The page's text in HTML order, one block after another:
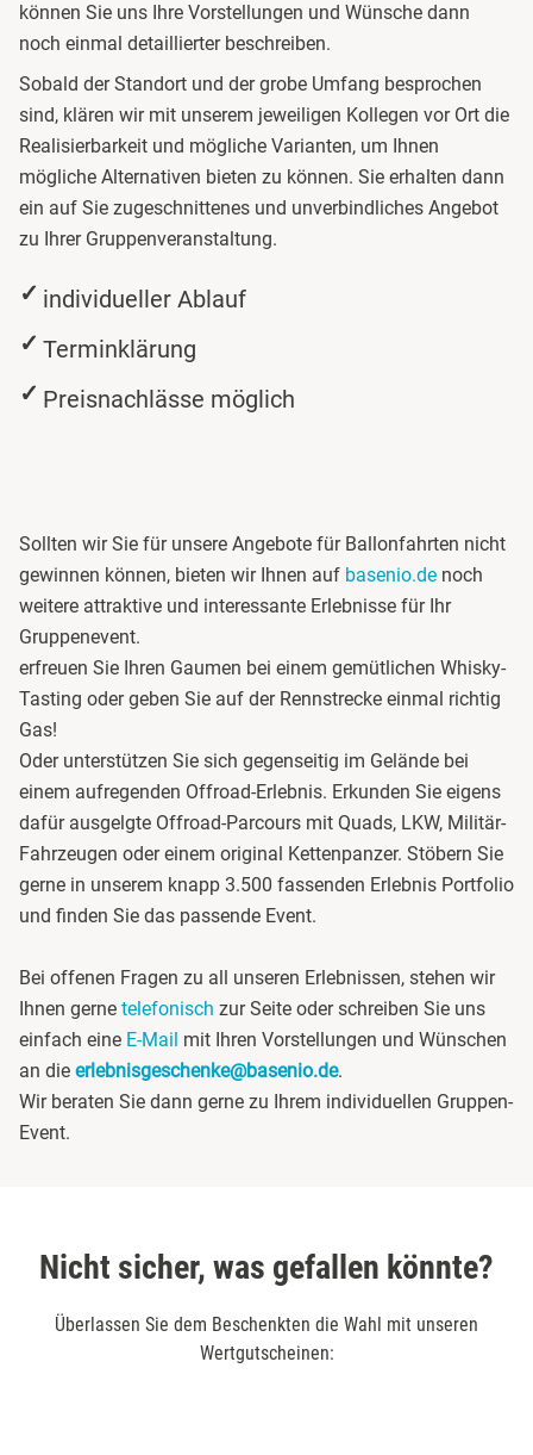
können Sie uns Ihre Vorstellungen und Wünsche dann
noch einmal detaillierter beschreiben.
Sobald der Standort und der grobe Umfang besprochen
sind, klären wir mit unserem jeweiligen Kollegen vor Ort die
Realisierbarkeit und mögliche Varianten, um Ihnen
mögliche Alternativen bieten zu können. Sie erhalten dann
ein auf Sie zugeschnittenes und unverbindliches Angebot
zu Ihrer Gruppenveranstaltung.
individueller Ablauf
Terminklärung
Preisnachlässe möglich
Sollten wir Sie für unsere Angebote für Ballonfahrten nicht
gewinnen können, bieten wir Ihnen auf basenio.de noch
weitere attraktive und interessante Erlebnisse für Ihr
Gruppenevent.
erfreuen Sie Ihren Gaumen bei einem gemütlichen Whisky-
Tasting oder geben Sie auf der Rennstrecke einmal richtig
Gas!
Oder unterstützen Sie sich gegenseitig im Gelände bei
einem aufregenden Offroad-Erlebnis. Erkunden Sie eigens
dafür ausgelgte Offroad-Parcours mit Quads, LKW, Militär-
Fahrzeugen oder einem original Kettenpanzer. Stöbern Sie
gerne in unserem knapp 3.500 fassenden Erlebnis Portfolio
und finden Sie das passende Event.
Bei offenen Fragen zu all unseren Erlebnissen, stehen wir
Ihnen gerne telefonisch zur Seite oder schreiben Sie uns
einfach eine E-Mail mit Ihren Vorstellungen und Wünschen
an die erlebnisgeschenke@basenio.de.
Wir beraten Sie dann gerne zu Ihrem individuellen Gruppen-
Event.
Nicht sicher, was gefallen könnte?
Überlassen Sie dem Beschenkten die Wahl mit unseren
Wertgutscheinen:
Calw
Chemnitz
Cloppenburg
Coburg
Cottbus
Dessau
Dietzenbach
Dingolfing
Dorsten
Dortmund
Dresden
Duisburg
Düsseldorf
Erfurt
Erlangen
Frankfurt am Main